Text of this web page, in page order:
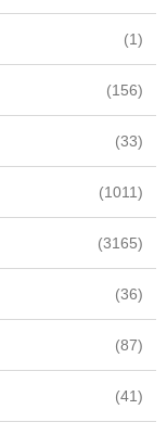
(1)
(156)
(33)
(1011)
(3165)
(36)
(87)
(41)